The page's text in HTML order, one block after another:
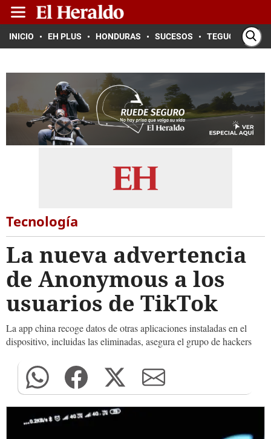
INICIO EH PLUS HONDURAS SUCESOS TEGUCIGALPA
Tecnología
La nueva advertencia
de Anonymous a los
usuarios de TikTok
La app china recoge datos de otras aplicaciones instaladas en el
dispositivo, incluidas las eliminadas, asegura el grupo de hackers